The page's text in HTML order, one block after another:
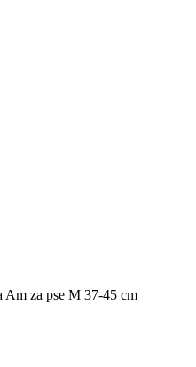
za pse M 37-45 cm